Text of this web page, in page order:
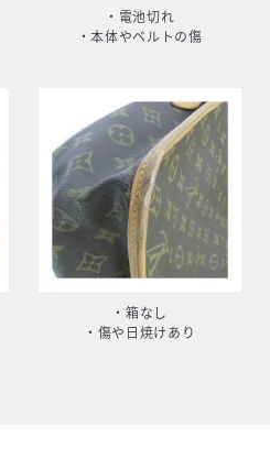
・電池切れ
・本体やベルトの傷
・箱なし
・傷や日焼けあり